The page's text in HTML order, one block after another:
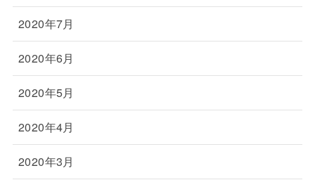
2020年7月
2020年6月
2020年5月
2020年4月
2020年3月